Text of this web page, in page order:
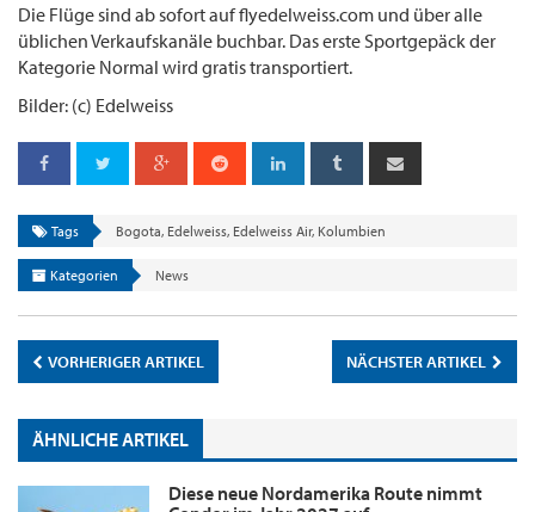
Die Flüge sind ab sofort auf flyedelweiss.com und über alle
üblichen Verkaufskanäle buchbar. Das erste Sportgepäck der
Kategorie Normal wird gratis transportiert.
Bilder: (c) Edelweiss
Tags Bogota, Edelweiss, Edelweiss Air, Kolumbien
Kategorien News
VORHERIGER ARTIKEL NÄCHSTER ARTIKEL
ÄHNLICHE ARTIKEL
Diese neue Nordamerika Route nimmt